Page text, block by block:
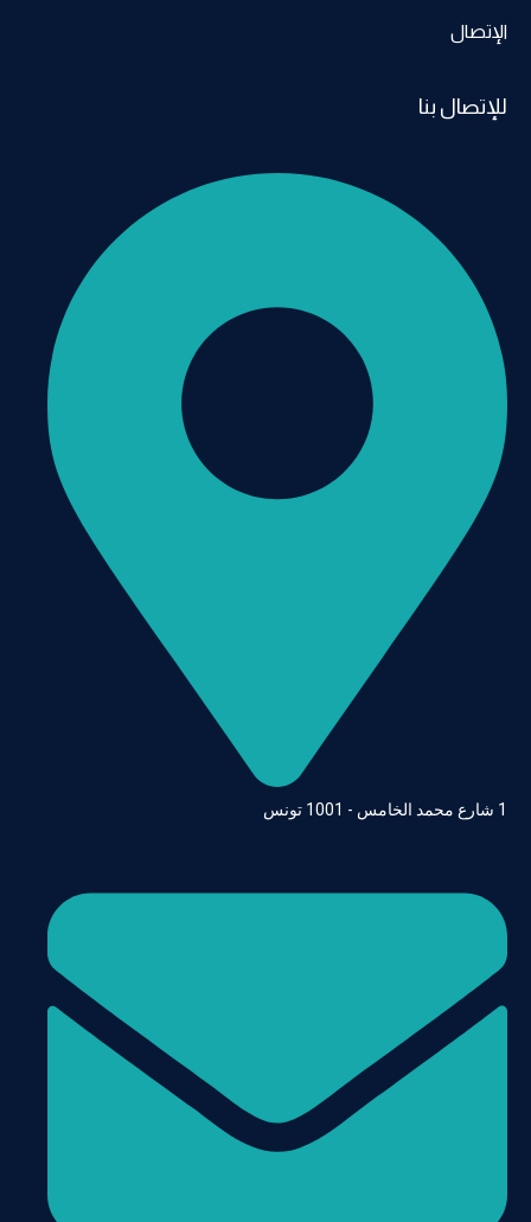
الإتصال
للإتصال بنا
1 شارع محمد الخامس - 1001 تونس